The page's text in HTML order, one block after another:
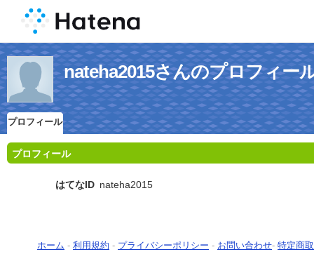
nateha2015さんのプロフィー
プロフィール
プロフィール
はてなID nateha2015
ホーム - 利用規約 - プライバシーポリシー - お問い合わせ- 特定商